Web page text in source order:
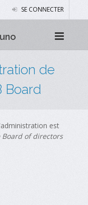
SE CONNECTER
de
Board
est
Board of directors